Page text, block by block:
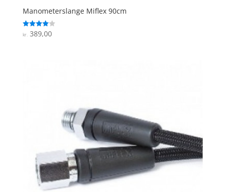
Manometerslange Miflex 90cm
Vurderet
4
kr.389,00